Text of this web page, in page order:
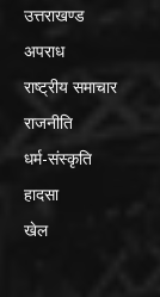
उत्तराखण्ड
अपराध
राष्ट्रीय समाचार
राजनीति
धर्म-संस्कृति
हादसा
खेल